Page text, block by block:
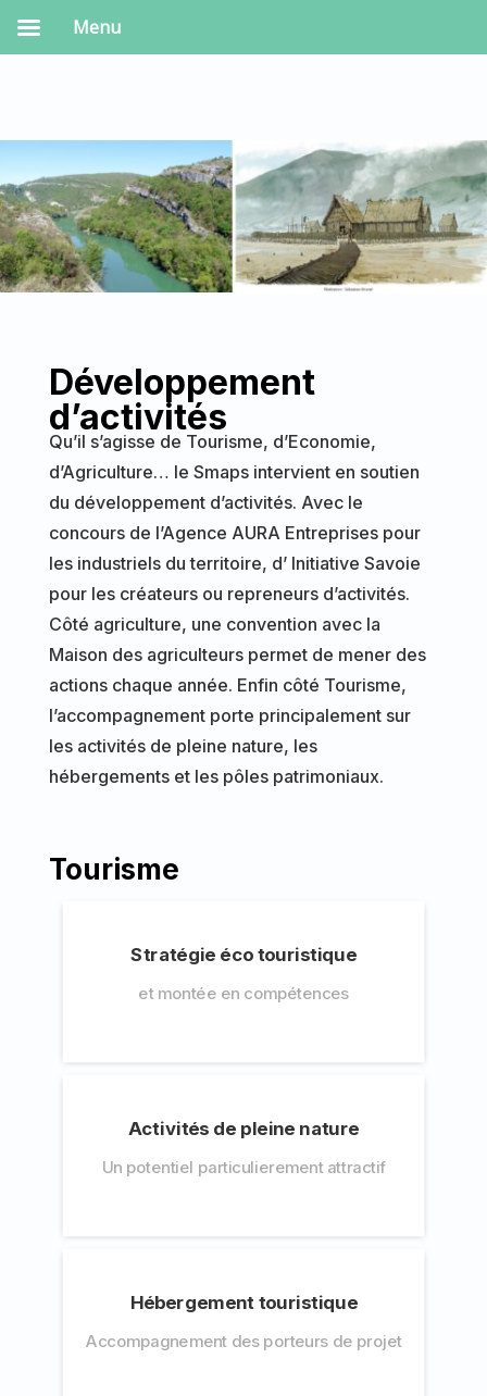
Développement
d’activités
Qu’il s’agisse de Tourisme, d’Economie,
d’Agriculture… le Smaps intervient en soutien
du développement d’activités. Avec le
concours de l’Agence AURA Entreprises pour
les industriels du territoire, d’ Initiative Savoie
pour les créateurs ou repreneurs d’activités.
Côté agriculture, une convention avec la
Maison des agriculteurs permet de mener des
actions chaque année. Enfin côté Tourisme,
l’accompagnement porte principalement sur
les activités de pleine nature, les
hébergements et les pôles patrimoniaux.
Tourisme
Stratégie éco touristique
et montée en compétences
Activités de pleine nature
Un potentiel particulierement attractif
Hébergement touristique
Accompagnement des porteurs de projet
Menu